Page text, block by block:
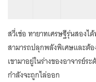
พรสวรรค์
ระดับ
SSS!
เล่ม
13
สวี่เช่อ ทายาทเศรษฐีรุ่นสองไ
สามารถปลุกพลังพิเศษและต้
เขามาอยู่ในร่างของอาจารย์
กำลังจะถูกไล่ออก